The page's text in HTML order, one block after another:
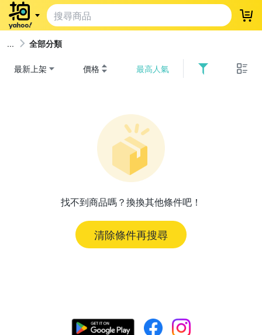
登
全部分類
最新上架 價格 最高人氣
找不到商品嗎？換換其他條件吧！
清除條件再搜尋